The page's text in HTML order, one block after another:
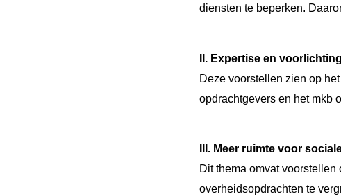
diensten te beperken.
II. Expertise en voorlichting
Deze voorstellen zien op
opdrachtgevers en het mkb
III. Meer ruimte voor
Dit thema omvat
overheidsopdrachten te